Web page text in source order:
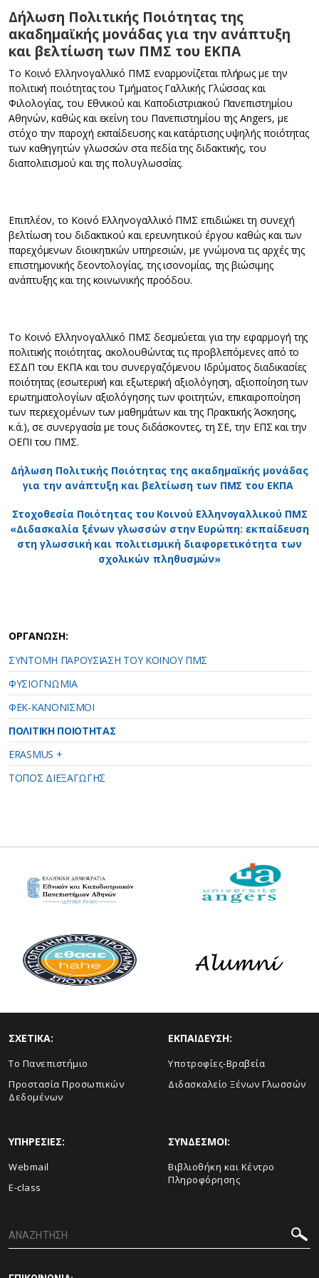
Δήλωση Πολιτικής Ποιότητας της
ακαδημαϊκής μονάδας για την ανάπτυξη
και βελτίωση των ΠΜΣ του ΕΚΠΑ
To Kοινό Ελληνογαλλικό ΠΜΣ εναρμονίζεται πλήρως με την
πολιτική ποιότητας του Τμήματος Γαλλικής Γλώσσας και
Φιλολογίας, του Εθνικού και Καποδιστριακού Πανεπιστημίου
Αθηνών, καθώς και εκείνη του Πανεπιστημίου της Angers, με
στόχο την παροχή εκπαίδευσης και κατάρτισης υψηλής ποιότητας
των καθηγητών γλωσσών στα πεδία της διδακτικής, του
διαπολιτισμού και της πολυγλωσσίας.
Επιπλέον, το Κοινό Ελληνογαλλικό ΠΜΣ επιδιώκει τη συνεχή
βελτίωση του διδακτικού και ερευνητικού έργου καθώς και των
παρεχόμενων διοικητικών υπηρεσιών, με γνώμονα τις αρχές της
επιστημονικής δεοντολογίας, της ισονομίας, της βιώσιμης
ανάπτυξης και της κοινωνικής προόδου.
Το Κοινό Ελληνογαλλικό ΠΜΣ δεσμεύεται για την εφαρμογή της
πολιτικής ποιότητας, ακολουθώντας τις προβλεπόμενες από το
ΕΣΔΠ του ΕΚΠΑ και του συνεργαζόμενου Ιδρύματος διαδικασίες
ποιότητας (εσωτερική και εξωτερική αξιολόγηση, αξιοποίηση των
ερωτηματολογίων αξιολόγησης των φοιτητών, επικαιροποίηση
των περιεχομένων των μαθημάτων και της Πρακτικής Άσκησης,
κ.ά.), σε συνεργασία με τους διδάσκοντες, τη ΣΕ, την ΕΠΣ και την
ΟΕΠΙ του ΠΜΣ.
Δήλωση Πολιτικής Ποιότητας της ακαδημαϊκής μονάδας
για την ανάπτυξη και βελτίωση των ΠΜΣ του ΕΚΠΑ
Στοχοθεσία Ποιότητας του Κοινού Ελληνογαλλικού ΠΜΣ
«Διδασκαλία ξένων γλωσσών στην Ευρώπη: εκπαίδευση
στη γλωσσική και πολιτισμική διαφορετικότητα των
σχολικών πληθυσμών»
ΟΡΓΑΝΩΣΗ:
ΣΥΝΤΟΜΗ ΠΑΡΟΥΣΙΑΣΗ ΤΟΥ ΚΟΙΝΟΥ ΠΜΣ
ΦΥΣΙΟΓΝΩΜΙΑ
ΦΕΚ-ΚΑΝΟΝΙΣΜΟΙ
ΠΟΛΙΤΙΚΗ ΠΟΙΟΤΗΤΑΣ
ERASMUS +
ΤΟΠΟΣ ΔΙΕΞΑΓΩΓΗΣ
ΣΧΕΤΙΚΑ:
Το Πανεπιστήμιο
Προστασία Προσωπικών
Δεδομένων
ΕΚΠΑΙΔΕΥΣΗ:
Υποτροφίες-Βραβεία
Διδασκαλείο Ξένων Γλωσσών
ΥΠΗΡΕΣΙΕΣ:
Webmail
E-class
ΣΥΝΔΕΣΜΟΙ:
Βιβλιοθήκη και Κέντρο
Πληροφόρησης